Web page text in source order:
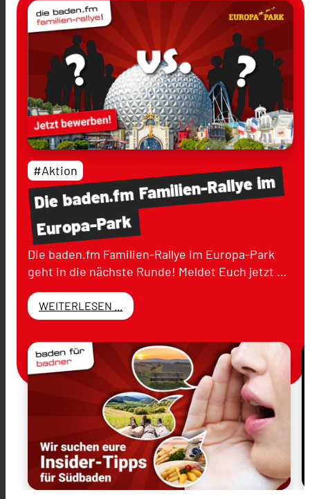
Diebaden.fmFamilien-Rallyeim
Europa-Park
#Aktion
Die baden.fm Familien-Rallye im Europa-Park
geht in die nächste Runde! Meldet Euch jetzt …
WEITERLESEN ...